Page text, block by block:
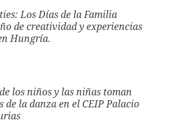
Los Días de la Familia
de creatividad y experiencias
Hungría.
los niños y las niñas toman
de la danza en el CEIP Palacio